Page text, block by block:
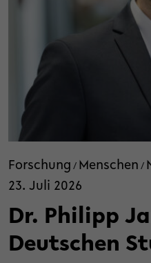
Forschung / Menschen /
23. Juli 2026
Dr. Philipp
Deutschen